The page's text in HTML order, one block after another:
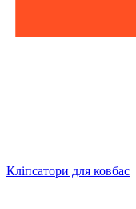
Кліпсатори для ковбас